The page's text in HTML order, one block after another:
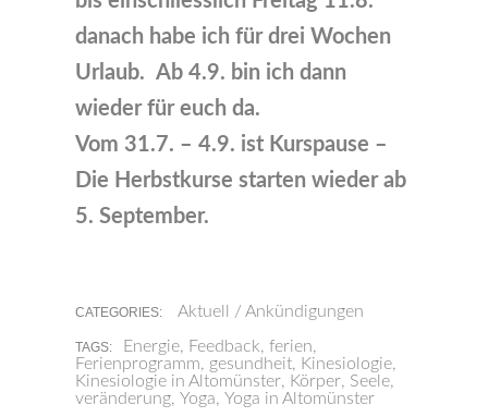
danach habe ich für drei Wochen
Urlaub. Ab 4.9. bin ich dann
wieder für euch da.
Vom 31.7. – 4.9. ist Kurspause –
Die Herbstkurse starten wieder ab
5. September.
CATEGORIES: Aktuell / Ankündigungen
TAGS: Energie, Feedback, ferien,
Ferienprogramm, gesundheit, Kinesiologie,
Kinesiologie in Altomünster, Körper, Seele,
veränderung, Yoga, Yoga in Altomünster